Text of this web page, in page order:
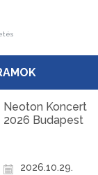
Neoton Koncert
2026 Budapest
2026.10.29.